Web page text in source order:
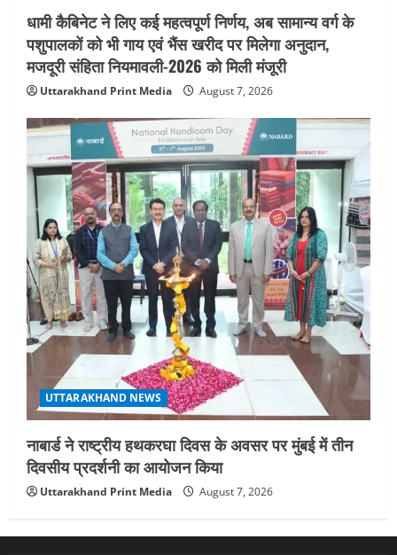
धामी कैबिनेट ने लिए कई महत्वपूर्ण निर्णय, अब सामान्य वर्ग के
पशुपालकों को भी गाय एवं भैंस खरीद पर मिलेगा अनुदान,
मजदूरी संहिता नियमावली-2026 को मिली मंजूरी
Uttarakhand Print Media August 7, 2026
UTTARAKHAND NEWS
नाबार्ड ने राष्ट्रीय हथकरघा दिवस के अवसर पर मुंबई में तीन
दिवसीय प्रदर्शनी का आयोजन किया
Uttarakhand Print Media August 7, 2026